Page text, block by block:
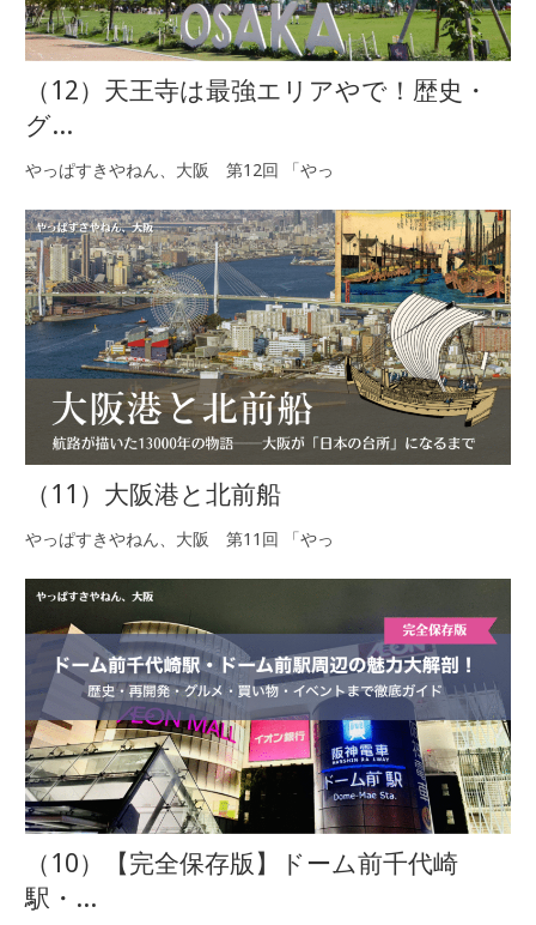
（12）天王寺は最強エリアやで！歴史・
グ...
やっぱすきやねん、大阪 第12回 「やっ
（11）大阪港と北前船
やっぱすきやねん、大阪 第11回 「やっ
（10）【完全保存版】ドーム前千代崎
駅・...